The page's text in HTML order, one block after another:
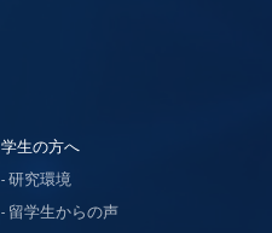
学生の方へ
研究環境
留学生からの声